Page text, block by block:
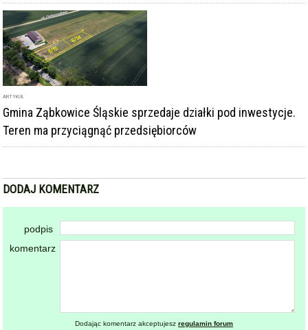
ARTYKUŁ
Gmina Ząbkowice Śląskie sprzedaje działki pod inwestycje.
Teren ma przyciągnąć przedsiębiorców
DODAJ KOMENTARZ
podpis
komentarz
Dodając komentarz akceptujesz regulamin forum